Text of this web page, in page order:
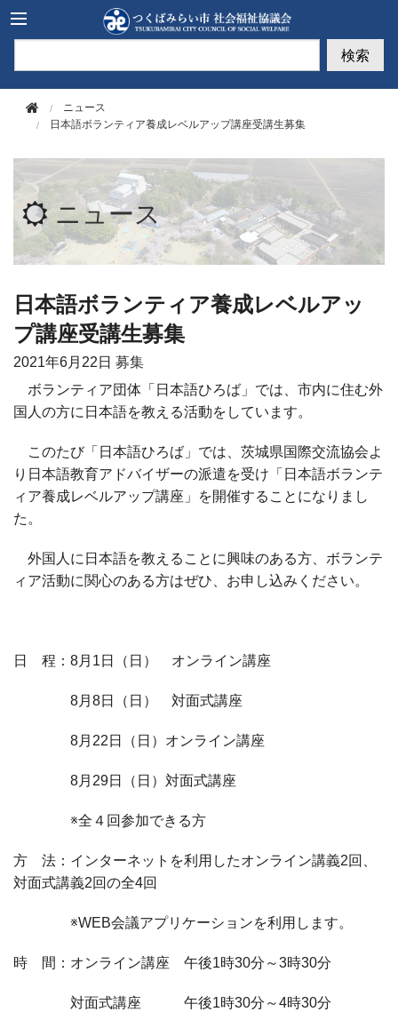
検索
ニュース
日本語ボランティア養成レベルアップ講座受講生募集
ニュース
日本語ボランティア養成レベルアッ
プ講座受講生募集
2021年6月22日 募集
ボランティア団体「日本語ひろば」では、市内に住む外
国人の方に日本語を教える活動をしています。
このたび「日本語ひろば」では、茨城県国際交流協会よ
り日本語教育アドバイザーの派遣を受け「日本語ボランテ
ィア養成レベルアップ講座」を開催することになりまし
た。
外国人に日本語を教えることに興味のある方、ボランテ
ィア活動に関心のある方はぜひ、お申し込みください。
日 程： 8月 1 日（日） オンライン講座
8月 8日（日） 対面式講座
8月 22 日（日）オンライン講座
8月 29日（日）対面式講座
※全４回参加できる方
方 法：インターネットを利用したオンライン講義2回、
対面式講義2回の全4回
※WEB会議アプリケーションを利用します。
時 間：オンライン講座 午後1時30分～3時30分
対面式講座 午後1時30分～4時30分